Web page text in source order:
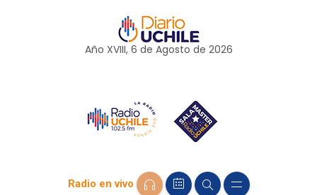
Año XVIII, 6 de Agosto de 2026
Radio en vivo